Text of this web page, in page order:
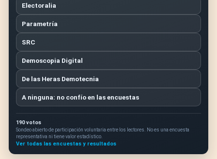
Electoralia
Parametría
SRC
Demoscopia Digital
De las Heras Demotecnia
A ninguna: no confío en las encuestas
190 votos
Sondeo abierto de participación voluntaria entre los lectores. No es una encuesta
representativa ni tiene valor estadístico.
Ver todas las encuestas y resultados